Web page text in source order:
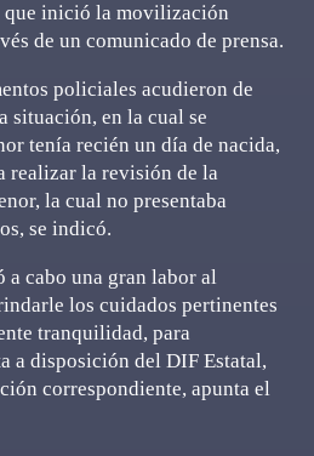
que inició la movilización
de un comunicado de prensa.
policiales acudieron de
situación, en la cual se
tenía recién un día de nacida,
realizar la revisión de la
la cual no presentaba
se indicó.
cabo una gran labor al
los cuidados pertinentes
tranquilidad, para
a disposición del DIF Estatal,
correspondiente, apunta el